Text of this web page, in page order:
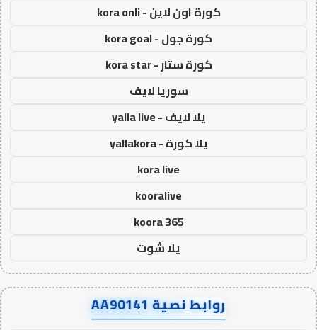
كورة اون لاين - kora onli
كورة جول - kora goal
كورة ستار - kora star
سوريا لايف
يلا لايف - yalla live
يلا كورة - yallakora
kora live
kooralive
koora 365
يلا شوت
روابط نصية AA90141